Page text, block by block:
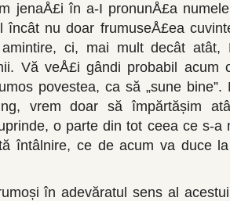
jenaÅ£i în a-I pronunÅ£a
încât nu doar frumuseÅ£ea
ci, mai mult decât
Vă veÅ£i gândi probabil
po­vestea, ca să „sune
vrem doar să împărtășim
o parte din tot ceea ce s-a
întâlnire, ce de acum va duce
în adevăratul sens al